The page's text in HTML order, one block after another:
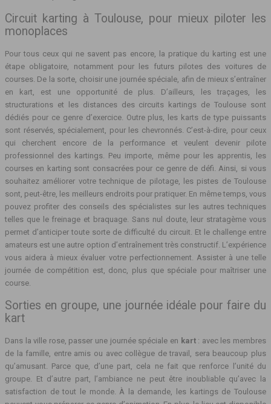
Circuit karting à Toulouse, pour mieux piloter les
monoplaces
Pour tous ceux qui ne savent pas encore, la pratique du karting est une
étape obligatoire, notamment pour les futurs pilotes des voitures de
courses. De la sorte, choisir une journée spéciale, afin de mieux s’entraîner
en kart, est une opportunité de plus. D’ailleurs, les traçages, les
structurations et les distances des circuits kartings de Toulouse sont
dédiés pour ce genre d’exercice. Outre plus, les karts de type puissants
sont réservés, spécialement, pour les chevronnés. C’est-à-dire, pour ceux
qui cherchent encore de la performance et veulent devenir pilote
professionnel des kartings. Peu importe, même pour les apprentis, les
courses en karting sont consacrées pour ce genre de défi. Ainsi, si vous
souhaitez améliorer votre technique de pilotage, les pistes de Toulouse
sont, peut-être, les meilleurs endroits pour pratiquer. En même temps, vous
pouvez profiter des conseils des spécialistes sur les autres techniques
telles que le freinage et braquage. Sans nul doute, leur stratagème vous
permet d’anticiper toute sorte de difficulté du circuit. Et le challenge entre
amateurs est une autre option d’entraînement très constructif. L’expérience
vous aidera à mieux évaluer votre perfectionnement. Assister à une telle
journée de compétition est, donc, plus que spéciale pour maîtriser une
course.
Sorties en groupe, une journée idéale pour faire du
kart
Dans la ville rose, passer une journée spéciale en kart : avec les membres
de la famille, entre amis ou avec collègue de travail, sera beaucoup plus
qu’amusant. Parce que, d’une part, cela ne fait que renforce l’unité du
groupe. Et d’autre part, l’ambiance ne peut être inoubliable qu’avec la
satisfaction de tout le monde. À la demande, les kartings de Toulouse